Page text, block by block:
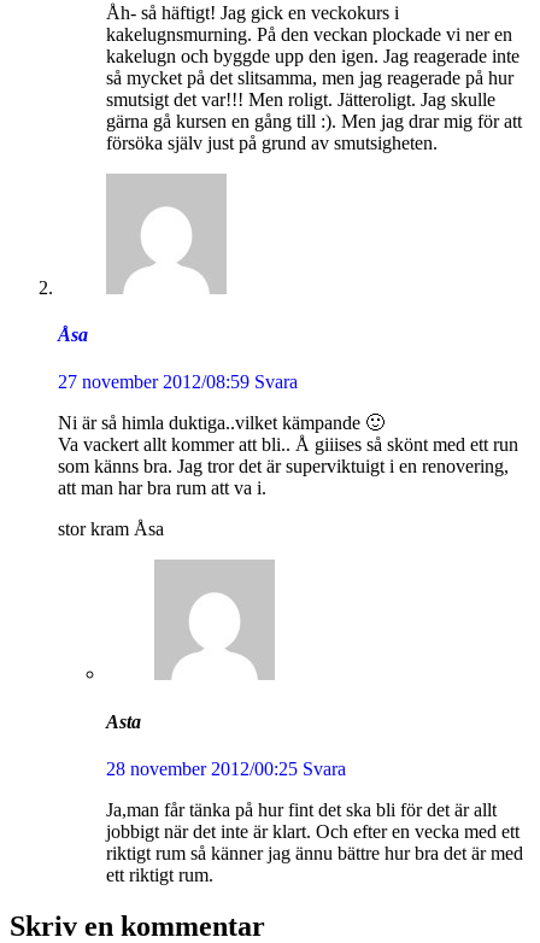
Åh- så häftigt! Jag gick en veckokurs i
kakelugnsmurning. På den veckan plockade vi ner en
kakelugn och byggde upp den igen. Jag reagerade inte
så mycket på det slitsamma, men jag reagerade på hur
smutsigt det var!!! Men roligt. Jätteroligt. Jag skulle
gärna gå kursen en gång till :). Men jag drar mig för att
försöka själv just på grund av smutsigheten.
Åsa
27 november 2012/08:59 Svara
Ni är så himla duktiga..vilket kämpande 🙂
Va vackert allt kommer att bli.. Å giiises så skönt med ett run
som känns bra. Jag tror det är superviktuigt i en renovering,
att man har bra rum att va i.
stor kram Åsa
Asta
28 november 2012/00:25 Svara
Ja,man får tänka på hur fint det ska bli för det är allt
jobbigt när det inte är klart. Och efter en vecka med ett
riktigt rum så känner jag ännu bättre hur bra det är med
ett riktigt rum.
Skriv en kommentar